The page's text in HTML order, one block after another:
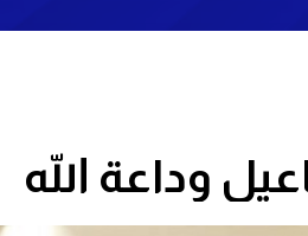
وداعة الله